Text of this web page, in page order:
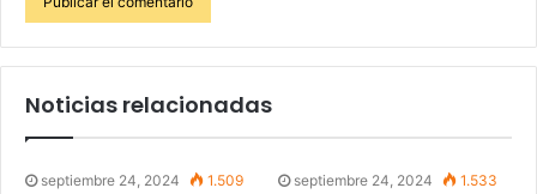
Noticias relacionadas
septiembre 24, 2024 1.509 septiembre 24, 2024 1.533